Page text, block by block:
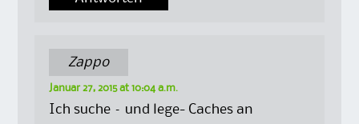
Zappo
Januar 27, 2015 at 10:04 a.m.
Ich suche – und lege- Caches an